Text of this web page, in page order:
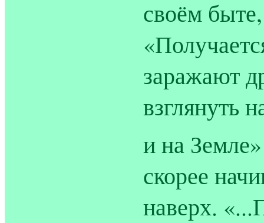
своём
заражают
взглянуть
и на Земле»
скорее
наверх.